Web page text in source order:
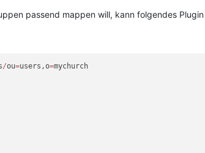
passend mappen will, kann folgendes
/ou=users,o=mychurch